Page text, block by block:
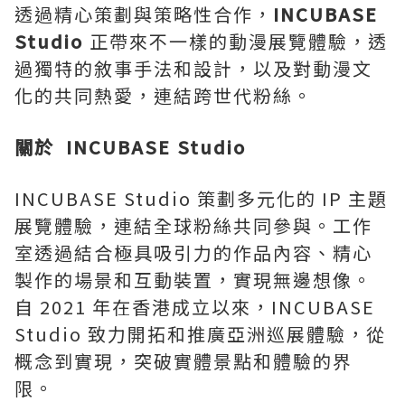
透過精心策劃與策略性合作， INCUBASE
Studio 正帶來不一樣的動漫展覽體驗，透
過獨特的敘事手法和設計，以及對動漫文
化的共同熱愛，連結跨世代粉絲。
關於 INCUBASE Studio
INCUBASE Studio 策劃多元化的 IP 主題
展覽體驗，連結全球粉絲共同參與。工作
室透過結合極具吸引力的作品內容、精心
製作的場景和互動裝置，實現無邊想像。
自 2021 年在香港成立以來，INCUBASE
Studio 致力開拓和推廣亞洲巡展體驗，從
概念到實現，突破實體景點和體驗的界
限。